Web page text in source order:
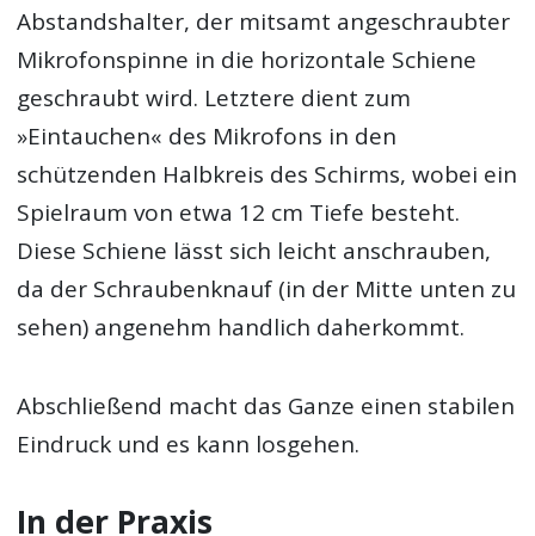
Abstandshalter, der mitsamt angeschraubter
Mikrofonspinne in die horizontale Schiene
geschraubt wird. Letztere dient zum
»Eintauchen« des Mikrofons in den
schützenden Halbkreis des Schirms, wobei ein
Spielraum von etwa 12 cm Tiefe besteht.
Diese Schiene lässt sich leicht anschrauben,
da der Schraubenknauf (in der Mitte unten zu
sehen) angenehm handlich daherkommt.
Abschließend macht das Ganze einen stabilen
Eindruck und es kann losgehen.
In der Praxis